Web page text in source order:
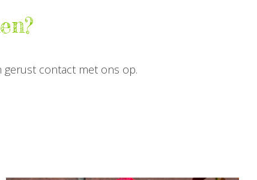
gerust contact met ons op.